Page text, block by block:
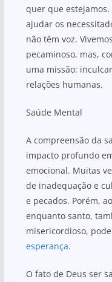
quer que
ajudar os
não têm voz.
pecaminoso, mas,
uma missão:
relações humanas.
Saúde Mental
A compreensão da
impacto profundo
emocional. Muitas
de inadequação e
e pecados. Porém,
enquanto santo,
misericordioso,
esperança.
O fato de Deus ser